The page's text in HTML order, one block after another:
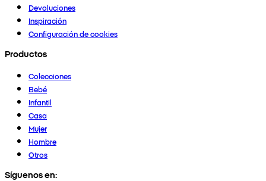
Devoluciones
Inspiración
Configuración de cookies
Productos
Colecciones
Bebé
Infantil
Casa
Mujer
Hombre
Otros
Síguenos en: